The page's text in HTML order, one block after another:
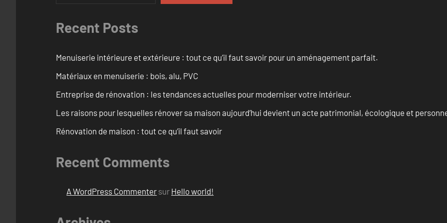
Recent Posts
Menuiserie intérieure et extérieure : tout ce qu’il faut savoir pour un aménagement parfait.
Matériaux en menuiserie : bois, alu, PVC
Entreprise de rénovation : les tendances actuelles pour moderniser votre intérieur.
Les raisons pour lesquelles rénover sa maison aujourd’hui devient un acte patrimonial, écologique et
Rénovation de maison : tout ce qu’il faut savoir
Recent Comments
A WordPress Commenter sur Hello world!